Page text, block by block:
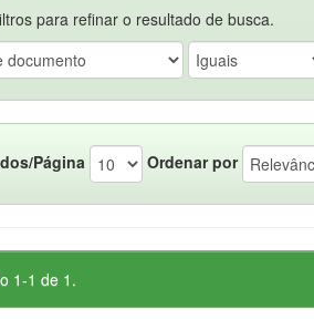
para refinar o resultado de busca.
Página Ordenar por
1-1 de 1.